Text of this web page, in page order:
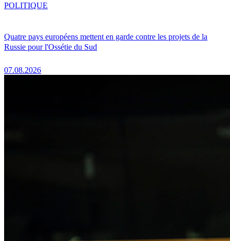
Quatre pays européens mettent en garde contre les projets de la
Russie pour l'Ossétie du Sud
07.08.2026
POLITIQUE